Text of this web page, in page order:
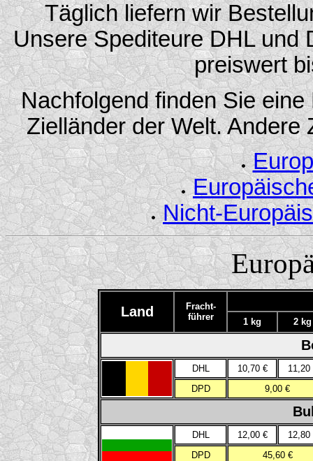
Täglich liefern wir
Unsere Spediteure DHL und
preiswert
Nachfolgend finden Sie
Zielländer der Welt.
Nicht-
Land
Fracht-
führer
1 kg 2 kg
DHL 10,70 €
11,20
DPD
9,00 €
DHL 12,00 €
12,80
DPD
45,60 €